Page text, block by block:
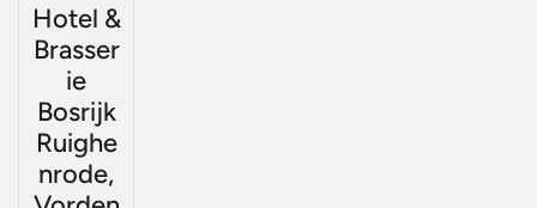
Hotel &
Brasser
ie
Bosrijk
Ruighe
nrode,